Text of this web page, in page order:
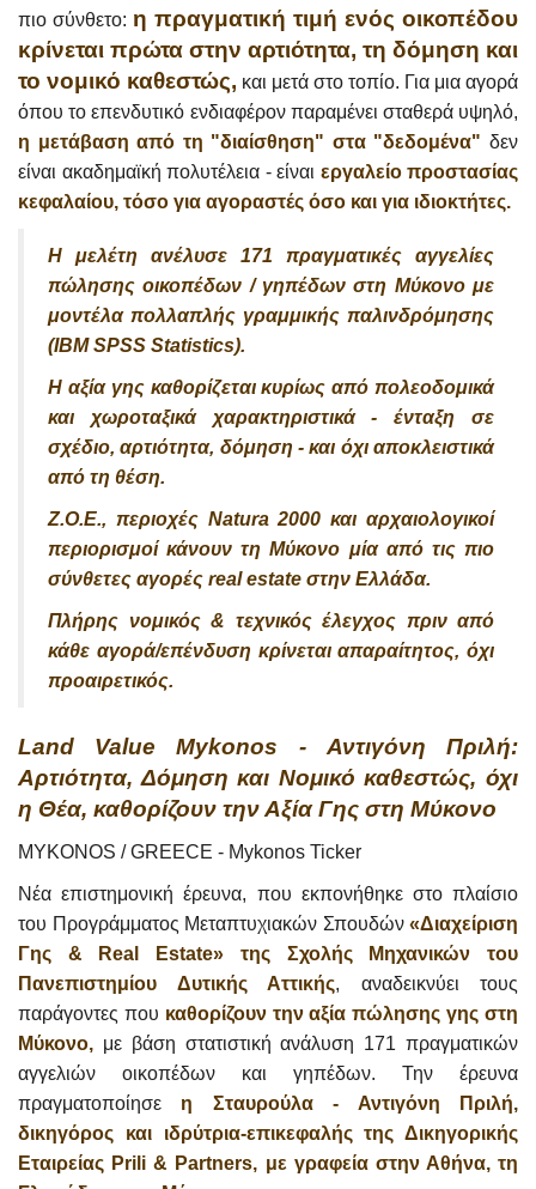
πιο σύνθετο: η πραγματική τιμή ενός οικοπέδου
κρίνεται πρώτα στην αρτιότητα, τη δόμηση και
το νομικό καθεστώς, και μετά στο τοπίο. Για μια αγορά
όπου το επενδυτικό ενδιαφέρον παραμένει σταθερά υψηλό,
η μετάβαση από τη "διαίσθηση" στα "δεδομένα" δεν
είναι ακαδημαϊκή πολυτέλεια - είναι εργαλείο προστασίας
κεφαλαίου, τόσο για αγοραστές όσο και για ιδιοκτήτες.
Η μελέτη ανέλυσε 171 πραγματικές αγγελίες
πώλησης οικοπέδων / γηπέδων στη Μύκονο με
μοντέλα πολλαπλής γραμμικής παλινδρόμησης
(IBM SPSS Statistics).
Η αξία γης καθορίζεται κυρίως από πολεοδομικά
και χωροταξικά χαρακτηριστικά - ένταξη σε
σχέδιο, αρτιότητα, δόμηση - και όχι αποκλειστικά
από τη θέση.
Ζ.Ο.Ε., περιοχές Natura 2000 και αρχαιολογικοί
περιορισμοί κάνουν τη Μύκονο μία από τις πιο
σύνθετες αγορές real estate στην Ελλάδα.
Πλήρης νομικός & τεχνικός έλεγχος πριν από
κάθε αγορά/επένδυση κρίνεται απαραίτητος, όχι
προαιρετικός.
Land Value Mykonos - Αντιγόνη Πριλή:
Αρτιότητα, Δόμηση και Νομικό καθεστώς, όχι
η Θέα, καθορίζουν την Αξία Γης στη Μύκονο
MYKONOS / GREECE - Mykonos Ticker
Νέα επιστημονική έρευνα, που εκπονήθηκε στο πλαίσιο
του Προγράμματος Μεταπτυχιακών Σπουδών «Διαχείριση
Γης & Real Estate»
της Σχολής Μηχανικών του
Πανεπιστημίου Δυτικής Αττικής, αναδεικνύει τους
παράγοντες που καθορίζουν την αξία πώλησης γης στη
Μύκονο, με βάση στατιστική ανάλυση 171 πραγματικών
αγγελιών οικοπέδων και γηπέδων. Την έρευνα
πραγματοποίησε
η Σταυρούλα - Αντιγόνη Πριλή,
δικηγόρος και ιδρύτρια-επικεφαλής της Δικηγορικής
Εταιρείας Prili & Partners, με γραφεία στην Αθήνα, τη